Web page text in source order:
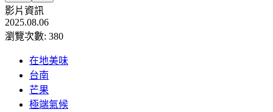
影片資訊
2025.08.06
瀏覽次數: 380
在地美味
台南
芒果
極端氣候